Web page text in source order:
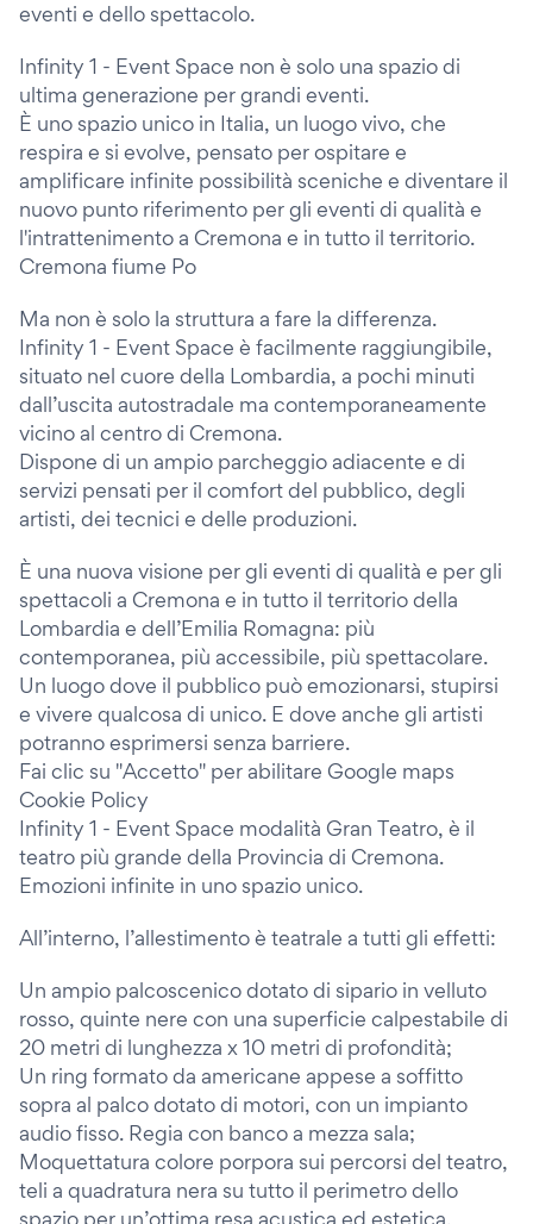
eventi e dello spettacolo.
Infinity 1 - Event Space non è solo una spazio di
ultima generazione per grandi eventi.
È uno spazio unico in Italia, un luogo vivo, che
respira e si evolve, pensato per ospitare e
amplificare infinite possibilità sceniche e diventare il
nuovo punto riferimento per gli eventi di qualità e
l'intrattenimento a Cremona e in tutto il territorio.
Cremona fiume Po
Ma non è solo la struttura a fare la differenza.
Infinity 1 - Event Space è facilmente raggiungibile,
situato nel cuore della Lombardia, a pochi minuti
dall’uscita autostradale ma contemporaneamente
vicino al centro di Cremona.
Dispone di un ampio parcheggio adiacente e di
servizi pensati per il comfort del pubblico, degli
artisti, dei tecnici e delle produzioni.
È una nuova visione per gli eventi di qualità e per gli
spettacoli a Cremona e in tutto il territorio della
Lombardia e dell’Emilia Romagna: più
contemporanea, più accessibile, più spettacolare.
Un luogo dove il pubblico può emozionarsi, stupirsi
e vivere qualcosa di unico. E dove anche gli artisti
potranno esprimersi senza barriere.
Fai clic su "Accetto" per abilitare Google maps
Cookie Policy
Infinity 1 - Event Space modalità Gran Teatro, è il
teatro più grande della Provincia di Cremona.
Emozioni infinite in uno spazio unico.
All’interno, l’allestimento è teatrale a tutti gli effetti:
Un ampio palcoscenico dotato di sipario in velluto
rosso, quinte nere con una superficie calpestabile di
20 metri di lunghezza x 10 metri di profondità;
Un ring formato da americane appese a soffitto
sopra al palco dotato di motori, con un impianto
audio fisso. Regia con banco a mezza sala;
Moquettatura colore porpora sui percorsi del teatro,
teli a quadratura nera su tutto il perimetro dello
spazio per un’ottima resa acustica ed estetica.